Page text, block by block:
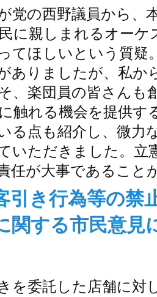
党の西野議員から、
に親しまれるオー
てほしいという質疑
ありましたが、私か
、楽団員の皆さんも
触れる機会を提供す
る点も紹介し、微力
いただきました。立
任が大事であること
引き行為等の
関する市民意見
を委託した店舗に対